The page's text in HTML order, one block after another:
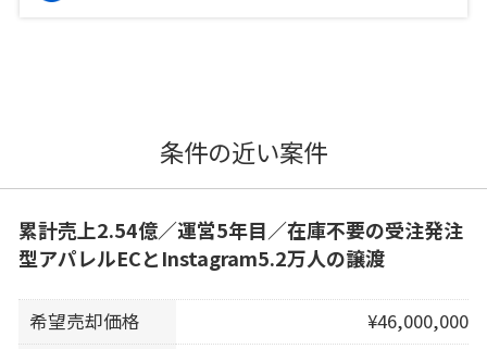
条件の近い案件
累計売上2.54億／運営5年目／在庫不要の受注発注
型アパレルECとInstagram5.2万人の譲渡
希望売却価格
¥46,000,000